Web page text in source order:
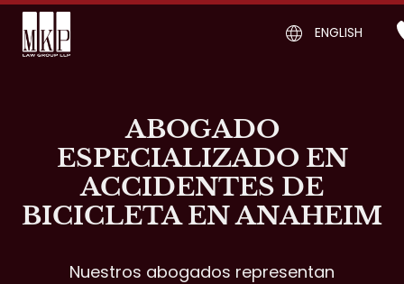
ENGLISH
ABOGADO
ESPECIALIZADO EN
ACCIDENTES DE
BICICLETA EN ANAHEIM
Nuestros abogados representan